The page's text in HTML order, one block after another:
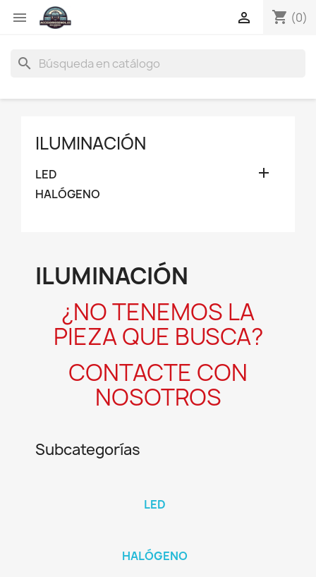
 shopping_cart (0)

search
ILUMINACIÓN
LED 
HALÓGENO
ILUMINACIÓN
¿NO TENEMOS LA
PIEZA QUE BUSCA?
CONTACTE CON
NOSOTROS
Subcategorías
LED
HALÓGENO